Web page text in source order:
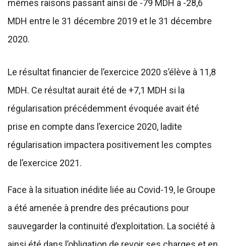
mêmes raisons passant ainsi de -79 MDH à -28,6
MDH entre le 31 décembre 2019 et le 31 décembre
2020.
Le résultat financier de l’exercice 2020 s’élève à 11,8
MDH. Ce résultat aurait été de +7,1 MDH si la
régularisation précédemment évoquée avait été
prise en compte dans l’exercice 2020, ladite
régularisation impactera positivement les comptes
de l’exercice 2021.
Face à la situation inédite liée au Covid-19, le Groupe
a été amenée à prendre des précautions pour
sauvegarder la continuité d’exploitation. La société à